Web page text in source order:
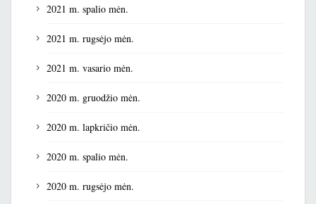
2021 m. spalio mėn.
2021 m. rugsėjo mėn.
2021 m. vasario mėn.
2020 m. gruodžio mėn.
2020 m. lapkričio mėn.
2020 m. spalio mėn.
2020 m. rugsėjo mėn.